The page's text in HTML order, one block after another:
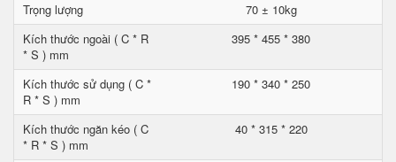
Trọng lượng
70 ± 10kg
Kích thước ngoài ( C * R
* S ) mm
395 * 455 * 380
Kích thước sử dụng ( C *
R * S ) mm
190 * 340 * 250
Kích thước ngăn kéo ( C
* R * S ) mm
40 * 315 * 220